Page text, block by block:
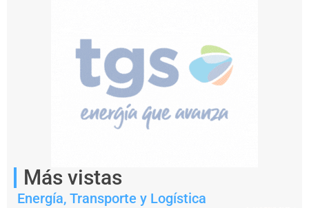
Más vistas
Energía, Transporte y Logística